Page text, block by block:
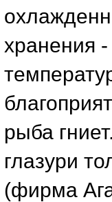
хранения
рыба
глазури
(фирма